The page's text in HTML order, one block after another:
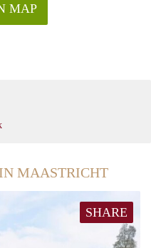
MAP
IN MAASTRICHT
SHARE